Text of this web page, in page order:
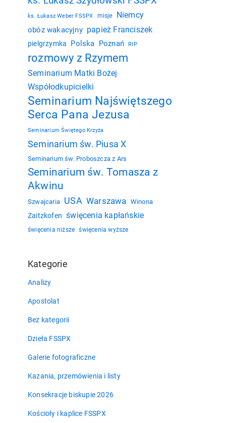
ks. Łukasz Weber FSSPX misje Niemcy
obóz wakacyjny papież Franciszek
pielgrzymka Polska Poznań RIP
rozmowy z Rzymem
Seminarium Matki Bożej
Współodkupicielki
Seminarium Najświętszego
Serca Pana Jezusa
Seminarium Świętego Krzyża
Seminarium św. Piusa X
Seminarium św. Proboszcza z Ars
Seminarium św. Tomasza z
Akwinu
Szwajcaria USA Warszawa Winona
Zaitzkofen święcenia kapłańskie
święcenia niższe święcenia wyższe
Kategorie
Analizy
Apostolat
Bez kategorii
Dzieła FSSPX
Galerie fotograficzne
Kazania, przemówienia i listy
Konsekracje biskupie 2026
Kościoły i kaplice FSSPX